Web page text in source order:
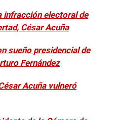
infracción electoral de
César Acuña
sueño presidencial de
Fernández
Acuña vulneró